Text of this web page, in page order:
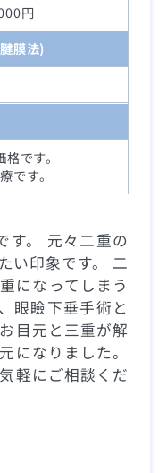
円
膜法)
です。
です。
す。 元々二重の
い印象です。 二
になってしまう
眼瞼下垂手術と
目元と三重が解
になりました。
軽にご相談くだ